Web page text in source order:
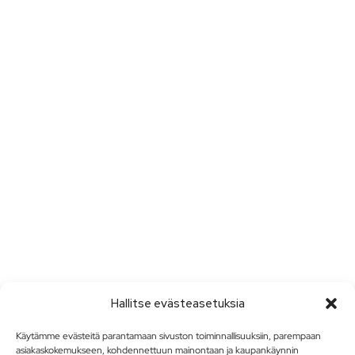
Hallitse evästeasetuksia
Käytämme evästeitä parantamaan sivuston toiminnallisuuksiin, parempaan
asiakaskokemukseen, kohdennettuun mainontaan ja kaupankäynnin